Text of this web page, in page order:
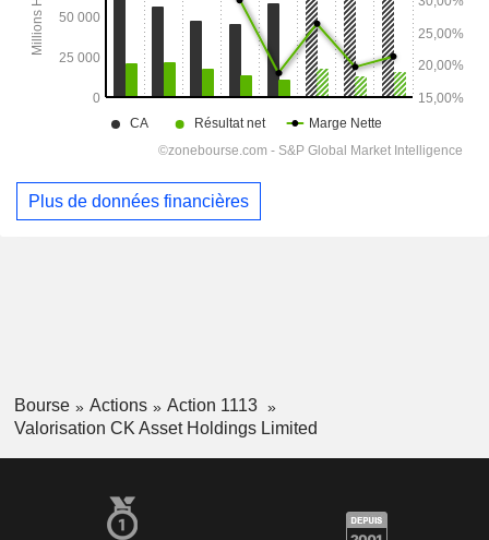
Plus de données financières
Bourse Actions
Action 1113
Valorisation CK Asset Holdings Limited